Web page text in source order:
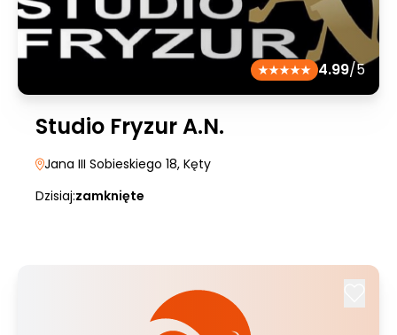
4.99/5
Studio Fryzur A.N.
Jana III Sobieskiego 18, Kęty
Dzisiaj:zamknięte